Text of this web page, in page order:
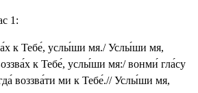
1:
к Тебе́, услы́ши мя./ Услы́ши мя,
к Тебе́, услы́ши мя:/ вонми́ гла́су
воззва́ти ми к Тебе́.// Услы́ши мя,